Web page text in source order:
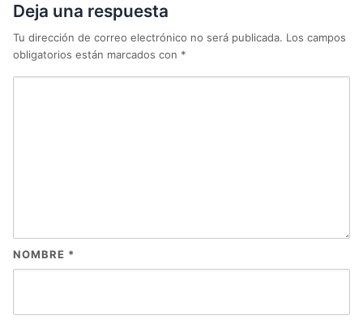
Deja una respuesta
Tu dirección de correo electrónico no será publicada. Los campos
obligatorios están marcados con *
NOMBRE *